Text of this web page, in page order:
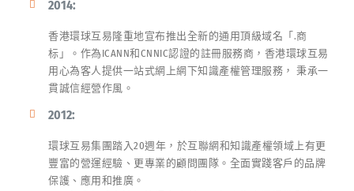
2014:
香港環球互易隆重地宣布推出全新的通用頂級域名「.商
标」。作為ICANN和CNNIC認證的註冊服務商，香港環球互易
用心為客人提供一站式網上網下知識產權管理服務， 秉承一
貫誠信經營作風。
2012:
環球互易集團踏入20週年，於互聯網和知識產權領域上有更
豐富的營運經驗、更專業的顧問團隊。全面實踐客戶的品牌
保護、應用和推廣。